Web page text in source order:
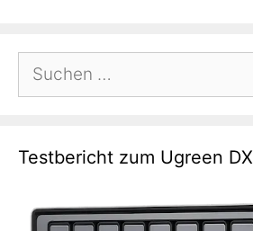
Suchen
Testbericht zum Ugreen